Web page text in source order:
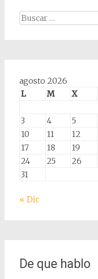
Buscar:
agosto 2026
L
M X
3
4 5
10
11 12
17
18 19
24
25 26
31
« Dic
De que hablo